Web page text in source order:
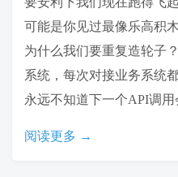
可能是你见过最像乐高积
为什么我们要重复造轮子
系统，每次对接业务系
永远不知道下一个API调
阅读更多 →